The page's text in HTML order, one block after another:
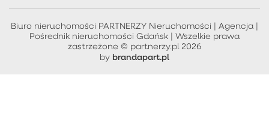
Biuro nieruchomości PARTNERZY Nieruchomości | Agencja |
Pośrednik nieruchomości Gdańsk | Wszelkie prawa
zastrzeżone © partnerzy.pl 2026
by brandapart.pl